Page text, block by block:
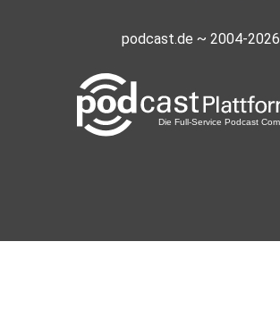
podcast.de ~ 2004-2026